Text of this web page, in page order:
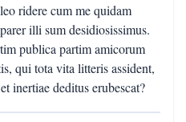
ridere cum me quidam
illi sum desidiosissimus.
publica partim amicorum
qui tota vita litteris assident,
inertiae deditus erubescat?